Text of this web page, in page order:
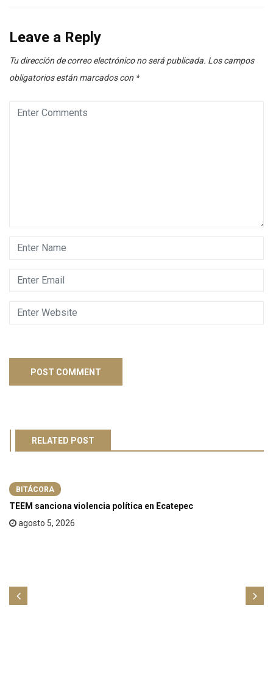
Leave a Reply
Tu dirección de correo electrónico no será publicada. Los campos
obligatorios están marcados con *
RELATED POST
BITÁCORA
TEEM sanciona violencia política en Ecatepec
agosto 5, 2026